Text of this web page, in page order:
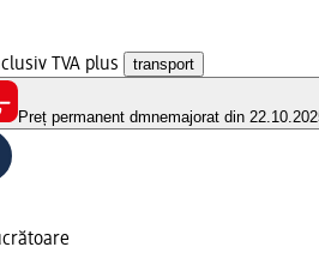
TVA plus transport
Preț permanent dmnemajorat din